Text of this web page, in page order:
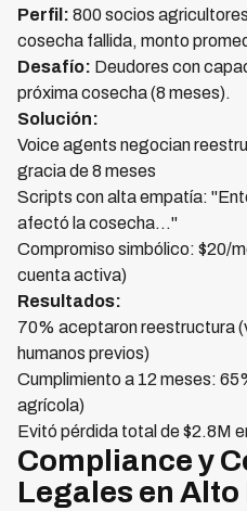
Perfil: 800 socios
cosecha fallida, monto
Desafío: Deudores con
próxima cosecha (8 meses).
Solución:
Voice agents negocian
gracia de 8 meses
Scripts con alta empatía:
afectó la cosecha..."
Compromiso simbólico: $20/
cuenta activa)
Resultados:
70% aceptaron reestructura
humanos previos)
Cumplimiento a 12 meses:
agrícola)
Evitó pérdida total de $2.8M
Compliance y
Legales en Alto